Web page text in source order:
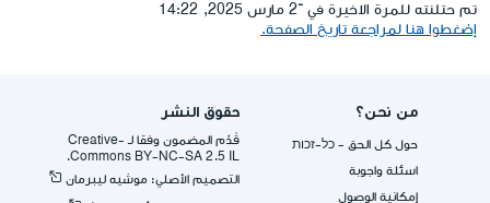
تم حتلنته للمرة الاخيرة في ־2 مارس 2025, 14:22
إضغطوا هنا لمراجعة تاريخ الصفحة.
من نحن؟
حول كل الحق - כל-זכות
اسئلة واجوبة
إمكانية الوصول
حقوق النشر
قُدِّم المضمون وفقا لـ -Creative
Commons BY-NC-SA 2.5 IL.
التصميم الأصلي: موشيه ليبرمان